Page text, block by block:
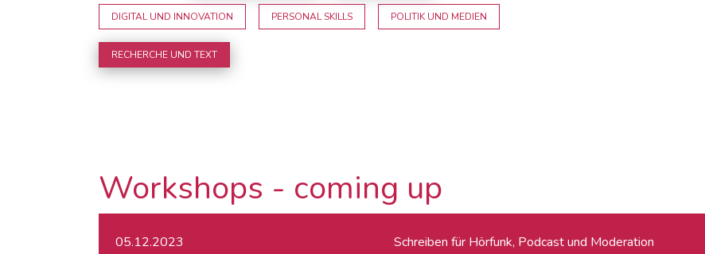
DIGITAL UND INNOVATION PERSONAL SKILLS POLITIK UND MEDIEN
RECHERCHE UND TEXT
Workshops - coming up
05.12.2023 Schreiben für Hörfunk, Podcast und Moderation